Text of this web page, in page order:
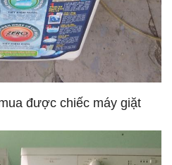
được chiếc máy giặt